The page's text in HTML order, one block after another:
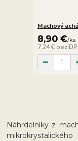
Machový
8,90 €/ks
7,24 € bez
Náhrdelníky z